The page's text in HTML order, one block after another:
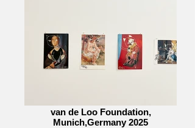
van de Loo Foundation,
Munich,Germany 2025